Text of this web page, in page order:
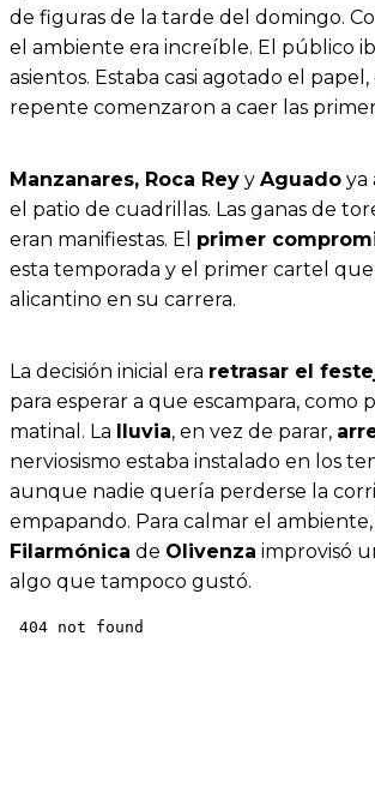
de figuras de la tarde del domingo.
el ambiente era increíble. El público
asientos. Estaba casi agotado el
repente comenzaron a caer las
Manzanares, Roca Rey y Aguado ya
el patio de cuadrillas. Las ganas de
eran manifiestas. El primer
esta temporada y el primer cartel que
alicantino en su carrera.
La decisión inicial era retrasar el
para esperar a que escampara, como
matinal. La lluvia, en vez de parar,
nerviosismo estaba instalado en los
aunque nadie quería perderse la
empapando. Para calmar el ambiente,
Filarmónica de Olivenza improvisó
algo que tampoco gustó.